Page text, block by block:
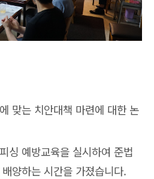
맞는 치안대책 마련에 대한 논
싱 예방교육을 실시하여 준법
양하는 시간을 가졌습니다.